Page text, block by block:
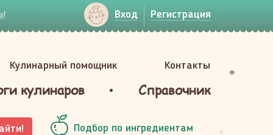
Вход Регистрация
Кулинарный помощник Контакты
кулинаров Справочник
Подбор по ингредиентам